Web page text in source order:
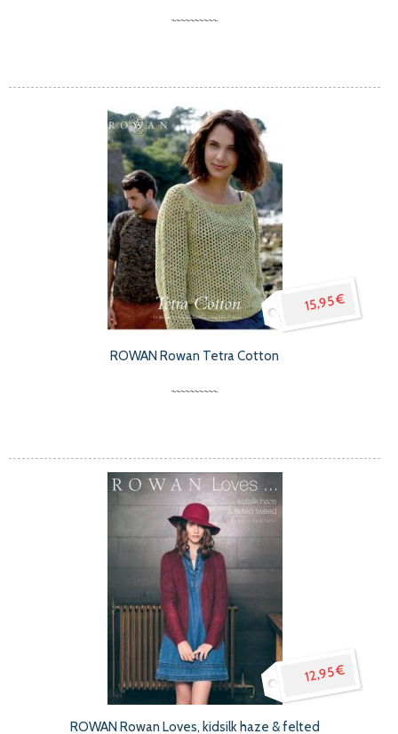
15,95 €
ROWAN Rowan Tetra Cotton
12,95 €
ROWAN Rowan Loves, kidsilk haze & felted